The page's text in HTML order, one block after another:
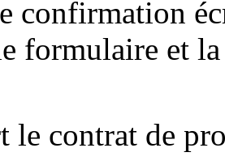
confirmation
formulaire et
le contrat de